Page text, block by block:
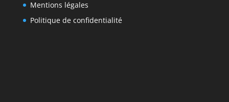
Mentions légales
Politique de confidentialité